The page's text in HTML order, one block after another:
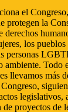
el
protegen la
derechos
los pueblos
personas
ambiente. Todo
llevamos más
legislativos,
de proyectos de